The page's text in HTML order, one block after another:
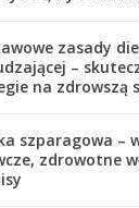
zasady
–
na zdrowszą
szparagowa –
zdrowotne